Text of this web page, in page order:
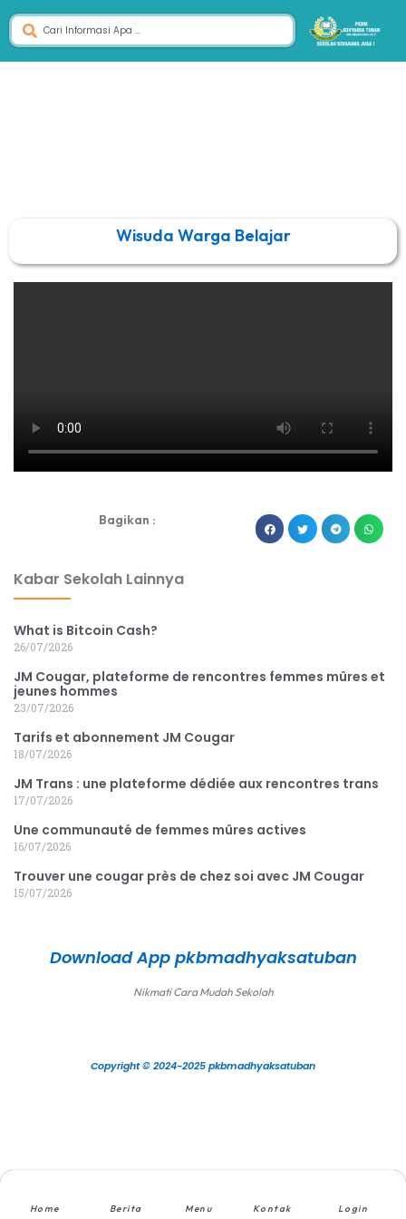
Wisuda Warga Belajar
Bagikan :
Kabar Sekolah Lainnya
What is Bitcoin Cash?
26/07/2026
JM Cougar, plateforme de rencontres femmes mûres et
jeunes hommes
23/07/2026
Tarifs et abonnement JM Cougar
18/07/2026
JM Trans : une plateforme dédiée aux rencontres trans
17/07/2026
Une communauté de femmes mûres actives
16/07/2026
Trouver une cougar près de chez soi avec JM Cougar
15/07/2026
Download App pkbmadhyaksatuban
Nikmati Cara Mudah Sekolah
Copyright © 2024-2025 pkbmadhyaksatuban
Home Berita Menu Kontak Login